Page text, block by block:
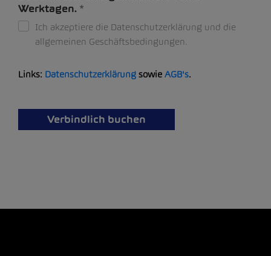
Werktagen.
Ich akzeptiere die Datenschutzerklärung und die
allgemeinen Geschäftsbedingungen.
Links: Datenschutzerklärung sowie AGB's.
Verbindlich buchen